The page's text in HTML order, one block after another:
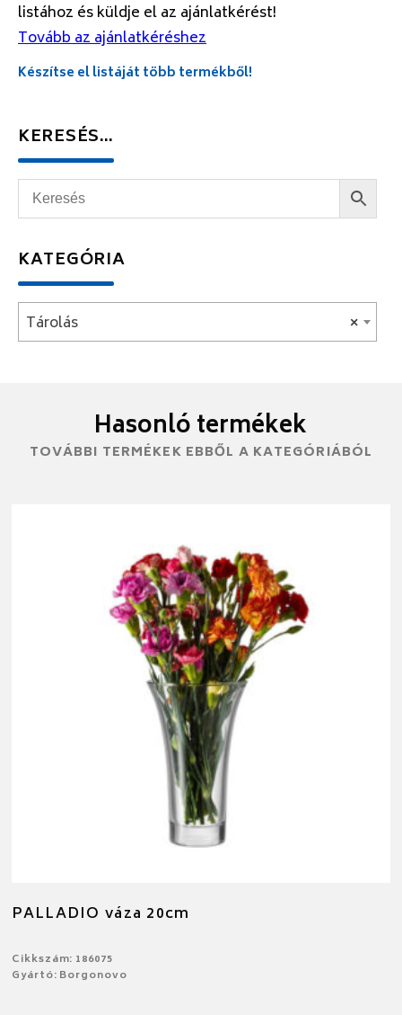
listához és küldje el az ajánlatkérést!
Tovább az ajánlatkéréshez
Készítse el listáját több termékből!
KERESÉS…
KATEGÓRIA
×
Tárolás
Hasonló termékek
TOVÁBBI TERMÉKEK EBBŐL A KATEGÓRIÁBÓL
PALLADIO váza 20cm
Cikkszám: 186075
Gyártó: Borgonovo